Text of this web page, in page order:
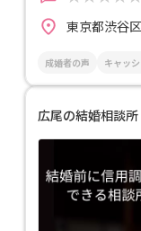
東京都渋谷
成婚者の声 キャッ
広尾の結婚相談